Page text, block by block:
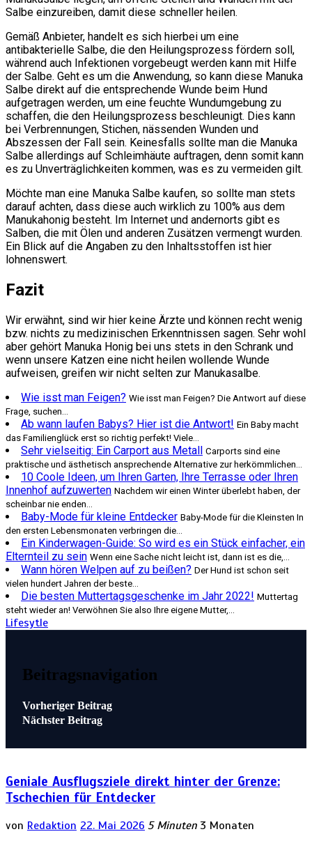
Salbe einzureiben, damit diese schneller heilen.
Gemäß Anbieter, handelt es sich hierbei um eine
antibakterielle Salbe, die den Heilungsprozess fördern soll,
während auch Infektionen vorgebeugt werden kann mit Hilfe
der Salbe. Geht es um die Anwendung, so kann diese Manuka
Salbe direkt auf die entsprechende Wunde beim Hund
aufgetragen werden, um eine feuchte Wundumgebung zu
schaffen, die den Heilungsprozess beschleunigt. Dies kann
bei Verbrennungen, Stichen, nässenden Wunden und
Abszessen der Fall sein. Keinesfalls sollte man die Manuka
Salbe allerdings auf Schleimhäute auftragen, denn somit kann
es zu Unverträglichkeiten kommen, was es zu vermeiden gilt.
Möchte man eine Manuka Salbe kaufen, so sollte man stets
darauf achten, dass diese auch wirklich zu 100% aus dem
Manukahonig besteht. Im Internet und andernorts gibt es
Salben, die mit Ölen und anderen Zusätzen vermengt wurden.
Ein Blick auf die Angaben zu den Inhaltsstoffen ist hier
lohnenswert.
Fazit
Wir erwähnt, sind wir hier keine Ärzte und können recht wenig
bzw. nichts zu medizinischen Erkenntnissen sagen. Sehr wohl
aber gehört Manuka Honig bei uns stets in den Schrank und
wenn unsere Katzen eine nicht heilen wollende Wunde
aufweisen, greifen wir nicht selten zur Manukasalbe.
Wie isst man Feigen? Wie isst man Feigen? Die Antwort auf diese
Frage, suchen...
Ab wann laufen Babys? Hier ist die Antwort! Ein Baby macht
das Familienglück erst so richtig perfekt! Viele...
Sehr vielseitig: Ein Carport aus Metall Carports sind eine
praktische und ästhetisch ansprechende Alternative zur herkömmlichen...
10 Coole Ideen, um Ihren Garten, Ihre Terrasse oder Ihren
Innenhof aufzuwerten Nachdem wir einen Winter überlebt haben, der
scheinbar nie enden...
Baby-Mode für kleine Entdecker Baby-Mode für die Kleinsten In
den ersten Lebensmonaten verbringen die...
Ein Kinderwagen-Guide: So wird es ein Stück einfacher, ein
Elternteil zu sein Wenn eine Sache nicht leicht ist, dann ist es die,...
Wann hören Welpen auf zu beißen? Der Hund ist schon seit
vielen hundert Jahren der beste...
Die besten Muttertagsgeschenke im Jahr 2022! Muttertag
steht wieder an! Verwöhnen Sie also Ihre eigene Mutter,...
Lifesytle
Beitragsnavigation
Vorheriger Beitrag
Nächster Beitrag
Geniale Ausflugsziele direkt hinter der Grenze:
Tschechien für Entdecker
von Redaktion 22. Mai 2026 5 Minuten 3 Monaten